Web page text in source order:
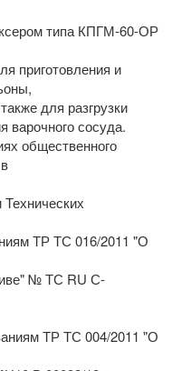
типа КПГМ-60-ОР
приготовления и
для разгрузки
варочного сосуда.
общественного
ТР ТС 016/2011 "О
№ ТС RU С-
ТР ТС 004/2011 "О